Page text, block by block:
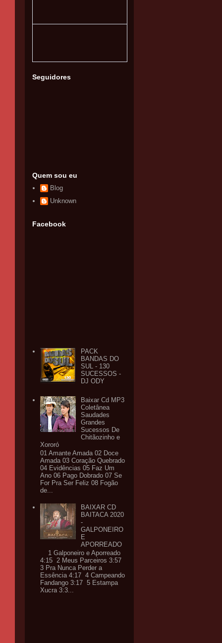
Seguidores
Quem sou eu
Blog
Unknown
Facebook
PACK
BANDAS DO
SUL - 130
SUCESSOS -
DJ ODY
Baixar Cd MP3
Coletânea
Saudades
Grandes
Sucessos De
Chitãozinho e
Xororó
01 Amante Amada 02 Doce
Amada 03 Coração Quebrado
04 Evidências 05 Faz Um
Ano 06 Pago Dobrado 07 Se
For Pra Ser Feliz 08 Fogão
de...
BAIXAR CD
BAITACA 2020
-
GALPONEIRO
E
APORREADO
1 Galponeiro e Aporreado
4:15 2 Meus Parceiros 3:57
3 Pra Nunca Perder a
Essência 4:17 4 Campeando
Fandango 3:17 5 Estampa
Xucra 3:3...